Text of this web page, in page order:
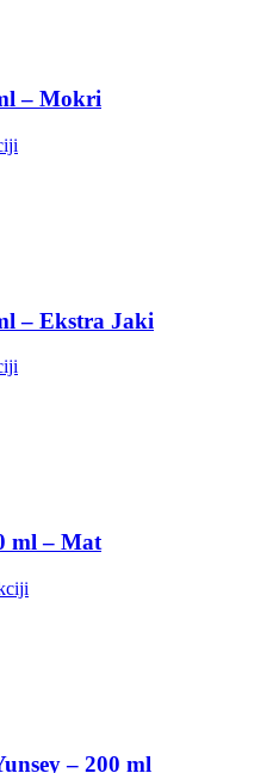
– Mokri
– Ekstra Jaki
ml – Mat
– 200 ml